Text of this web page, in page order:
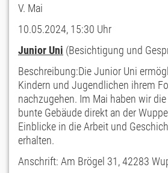
V. Mai
10.05.2024, 15:30 Uhr
Junior Uni (Besichtigung und
Beschreibung:Die Junior Uni
Kindern und Jugendlichen ihrem
nachzugehen. Im Mai haben wir
bunte Gebäude direkt an der
Einblicke in die Arbeit und
erhalten.
Anschrift: Am Brögel 31, 42283